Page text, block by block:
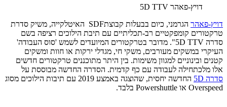
דויץ-פאהר 5D TTV
דויץ-פאהר
הגרמני, כיום בבעלות קבוצתSDF האיטלקייה, משיק סדרת
טרקטורים קומפקטיים רב-תכליתיים עם תיבת הילוכים רציפה בשם
סדרה 5D TTV". מדובר בטרקטורים המיועדים לשמש 'סוס העבודה'
העיקרי במשקים מעורבים, משקי חי, מגדלי ירקות או חוות ומשקים
קטנים ובינוניים למגוון משימות. בין היתר מתוכננים טרקטורים חדשים
אלו מלכתחילה לעבודה עם כף קדמית. הסדרה החדשה מבוססת על
סדרה 5D
החדשה יחסית, שהוצגה באמצע 2019 עם תיבות הילוכים מסוג
Overspeed או Powershuttle בלבד.